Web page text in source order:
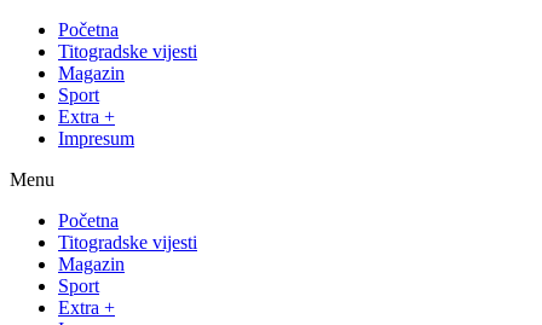
Početna
Titogradske vijesti
Magazin
Sport
Extra +
Impresum
Menu
Početna
Titogradske vijesti
Magazin
Sport
Extra +